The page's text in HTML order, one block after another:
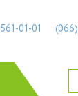
561-01-01 (066)